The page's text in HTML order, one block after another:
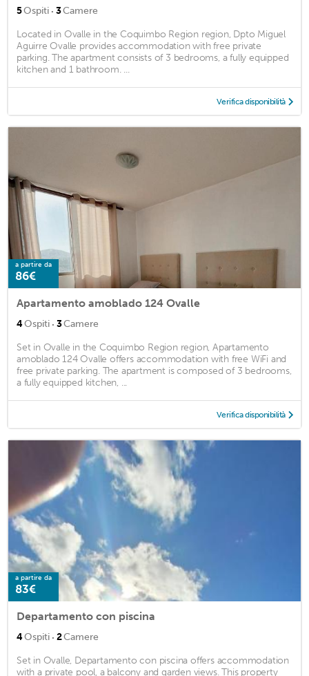
5Ospiti · 3Camere
Located in Ovalle in the Coquimbo Region region, Dpto Miguel
Aguirre Ovalle provides accommodation with free private
parking. The apartment consists of 3 bedrooms, a fully equipped
kitchen and 1 bathroom. ...
Verifica disponibilità
a partire da
86€
Apartamento amoblado 124 Ovalle
4Ospiti · 3Camere
Set in Ovalle in the Coquimbo Region region, Apartamento
amoblado 124 Ovalle offers accommodation with free WiFi and
free private parking. The apartment is composed of 3 bedrooms,
a fully equipped kitchen, ...
Verifica disponibilità
a partire da
83€
Departamento con piscina
4Ospiti · 2Camere
Set in Ovalle, Departamento con piscina offers accommodation
with a private pool, a balcony and garden views. This property